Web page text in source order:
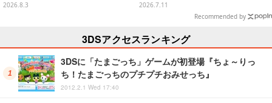
ィや、パイナップルのポムポムプ
2026.8.3
ION」と「エーフィ・ブラッキー
セット」が対象
2026.7.11
Recommended by
3DSアクセスランキング
3DSに「たまごっち」ゲームが初登場『ちょ～りっ
ち！たまごっちのプチプチおみせっち』
2012.2.1 Wed 17:40